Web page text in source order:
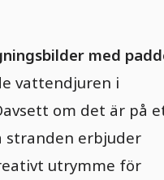
med
vattendjuren i
om det är på
stranden erbjuder
utrymme för